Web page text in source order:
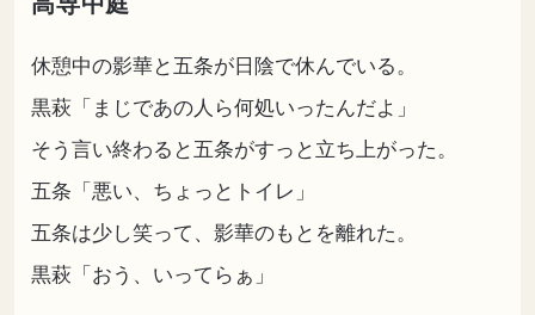
休憩中の影華と五条が日陰で休んでいる。
黒萩「まじであの人ら何処いったんだよ」
そう言い終わると五条がすっと立ち上がった。
五条「悪い、ちょっとトイレ」
五条は少し笑って、影華のもとを離れた。
黒萩「おう、いってらぁ」